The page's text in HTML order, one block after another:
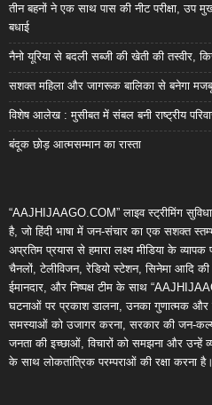
तीन बहनों ने एक साथ पास की नीट परीक्षा, उप
बधाई
नैनो यूरिया से बदली सब्जी की खेती की तस्वीर,
सशक्त महिला और जागरूक बालिका से बनेगा
विशेष आलेख : मुसीबत में संबल बनी राष्ट्रीय
बंदूक छोड़ आत्मसम्मान का रास्ता
“AAJHIJAAGO.COM” लाइव स्ट्रीमिंग
है, जो हिंदी भाषा में जन-संचार का एक सशक्त
अप्रतिम प्रयास से हमारा लक्ष्य मीडिया के
चैनलों, टेलीविजन, रेडियो स्टेशन, सिनेमा आदि की
ईमानदार, और निष्पक्ष टीम के साथ
घटनाओं पर प्रकाश डालना, उनका गुणात्मक और
समस्याओं को उजागर करना, सरकार की जन-
जनता की इच्छाओं, विचारों को समझना और उन्हें
के साथ लोकतांत्रिक परम्पराओं की रक्षा करना है।